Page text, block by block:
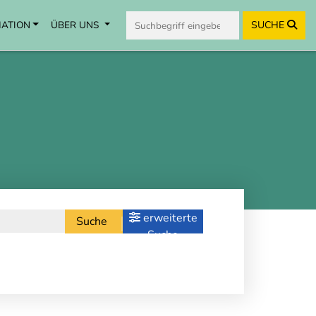
ÜBER UNS SUCHE
Suche
erweiterte
Suche